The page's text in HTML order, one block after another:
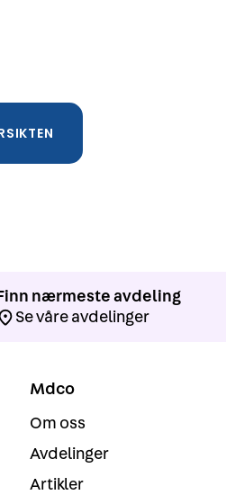
nærmeste avdeling
Se våre avdelinger
Mdco
Om oss
Avdelinger
Artikler